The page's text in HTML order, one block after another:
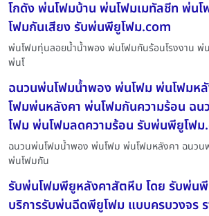
โกดัง พ่นโฟมบ้าน พ่นโฟมเมทัลชีท พ่น
โฟมกันเสียง รับพ่นพียูโฟม.com
พ่นโฟมทุ่นลอยน้ำน้ำพอง พ่นโฟมกันร้อนโรงงาน พ่
พ่นโ
ฉนวนพ่นโฟมน้ำพอง พ่นโฟม พ่นโฟมห
โฟมพ่นหลังคา พ่นโฟมกันความร้อน ฉน
โฟม พ่นโฟมลดความร้อน รับพ่นพียูโฟม
ฉนวนพ่นโฟมน้ำพอง พ่นโฟม พ่นโฟมหลังคา ฉนวน
พ่นโฟมกัน
รับพ่นโฟมพียูหลังคาสัตหีบ โดย รับพ่น
บริการรับพ่นฉีดพียูโฟม แบบครบวงจร